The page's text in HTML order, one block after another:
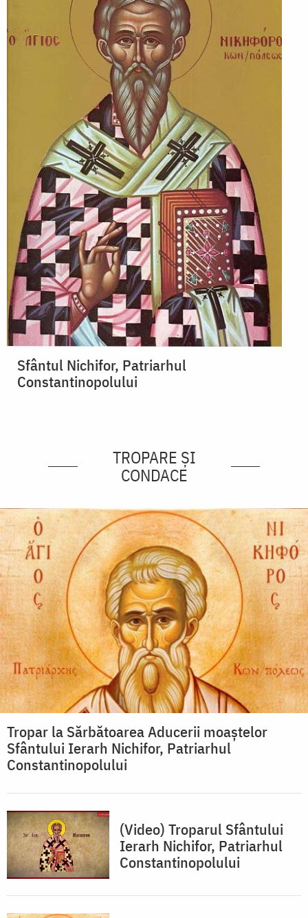
Sfântul Nichifor, Patriarhul
Constantinopolului
TROPARE ȘI
CONDACE
Tropar la Sărbătoarea Aducerii moaştelor
Sfântului Ierarh Nichifor, Patriarhul
Constantinopolului
(Video) Troparul Sfântului
Ierarh Nichifor, Patriarhul
Constantinopolului